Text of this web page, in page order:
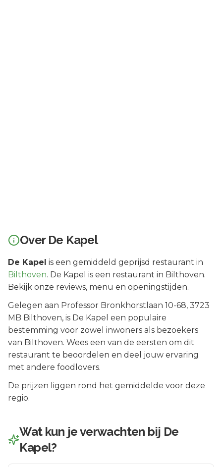
Over De Kapel
De Kapel is een gemiddeld geprijsd restaurant in
Bilthoven. De Kapel is een restaurant in Bilthoven.
Bekijk onze reviews, menu en openingstijden.
Gelegen aan Professor Bronkhorstlaan 10-68, 3723
MB Bilthoven, is De Kapel een populaire
bestemming voor zowel inwoners als bezoekers
van Bilthoven. Wees een van de eersten om dit
restaurant te beoordelen en deel jouw ervaring
met andere foodlovers.
De prijzen liggen rond het gemiddelde voor deze
regio.
Wat kun je verwachten bij De
Kapel?